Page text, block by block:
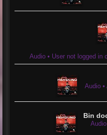
Audio • User not logged in
Audio •
Bin